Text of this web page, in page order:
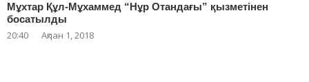
Мұхтар Құл-Мұхаммед “Нұр Отандағы” қызметінен
босатылды
20:40 Ақпан 1, 2018